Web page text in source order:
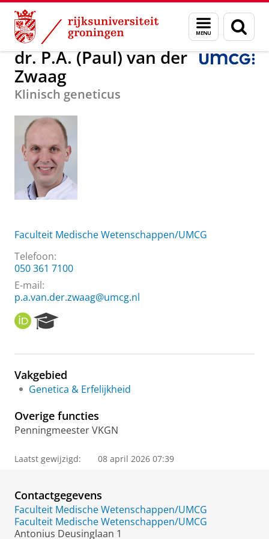
Skip
Content
Skip
Navigation
Menu
en
zoeken
Over ons dr. P.A. (Paul) van der Zwaag
dr. P.A. (Paul) van der
Zwaag
Klinisch geneticus
Faculteit Medische Wetenschappen/UMCG
Telefoon:
050 361 7100
E-mail:
p.a.van.der.zwaag@umcg.nl
O
R
I
e
r
c
P
o
a
Vakgebied
Genetica & Erfelijkheid
Overige functies
Penningmeester VKGN
Laatst gewijzigd: 08 april 2026 07:39
Contactgegevens
Faculteit Medische Wetenschappen/UMCG
Faculteit Medische Wetenschappen/UMCG
Antonius Deusinglaan 1